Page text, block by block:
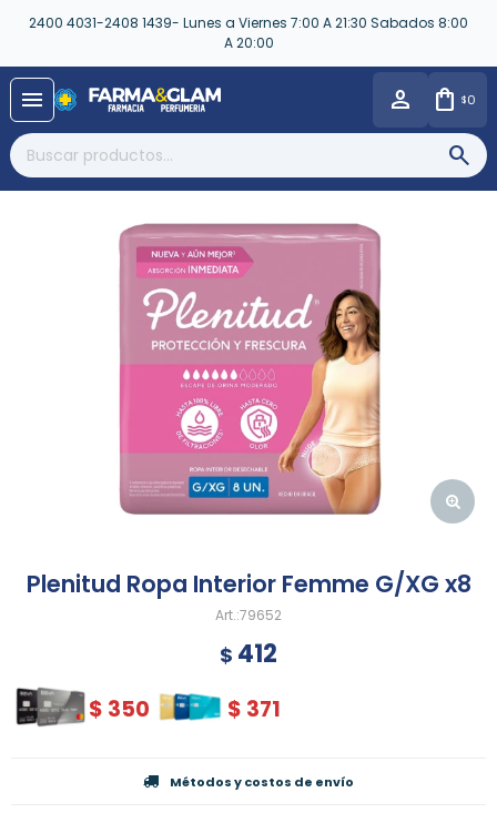
2400 4031-2408 1439- Lunes a Viernes 7:00 A 21:30 Sabados 8:00
A 20:00
menu $0
Plenitud Ropa Interior Femme G/XG x8
79652
$ 412
$ 350 $ 371
Métodos y costos de envío